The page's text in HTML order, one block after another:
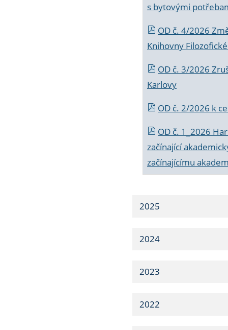
s bytovými
OD č. 4/2026
Knihovny
OD č. 3/2026
Karlovy
OD č. 2/2026 k
OD č. 1_2026
začínající
začínajícímu
2025
2024
2023
2022